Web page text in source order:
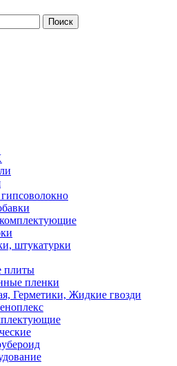
Поиск
штукатурки
плиты
пленки
Герметики, Жидкие гвозди